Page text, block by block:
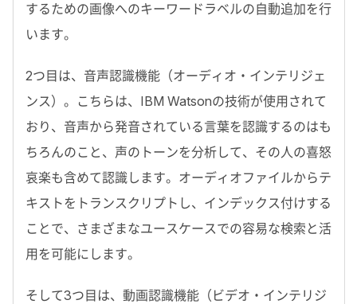
するための画像へのキーワードラベルの自動追加を行
います。
2つ目は、音声認識機能（オーディオ・インテリジェ
ンス）。こちらは、IBM Watsonの技術が使用されて
おり、音声から発音されている言葉を認識するのはも
ちろんのこと、声のトーンを分析して、その人の喜怒
哀楽も含めて認識します。オーディオファイルからテ
キストをトランスクリプトし、インデックス付けする
ことで、さまざまなユースケースでの容易な検索と活
用を可能にします。
そして3つ目は、動画認識機能（ビデオ・インテリジ